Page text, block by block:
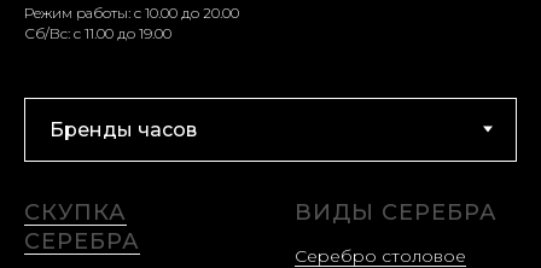
Режим работы: с 10.00 до 20.00
Сб/Вс: с 11.00 до 19.00
СКУПКА
СЕРЕБРА
ВИДЫ СЕРЕБРА
Серебро столовое